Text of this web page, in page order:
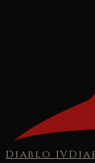
Diablo IV